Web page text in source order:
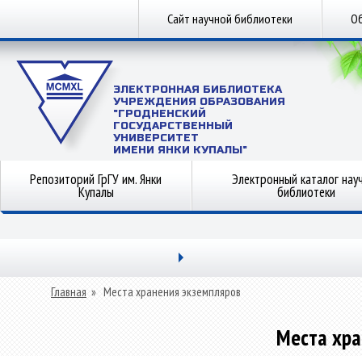
Сайт научной библиотеки
ЭЛЕКТРОННАЯ БИБЛИОТЕКА
УЧРЕЖДЕНИЯ ОБРАЗОВАНИЯ
"ГРОДНЕНСКИЙ
ГОСУДАРСТВЕННЫЙ
УНИВЕРСИТЕТ
ИМЕНИ ЯНКИ КУПАЛЫ"
Репозиторий ГрГУ им. Янки
Купалы
Электронный каталог
библиотеки
Главная » Места хранения экземпляров
Места